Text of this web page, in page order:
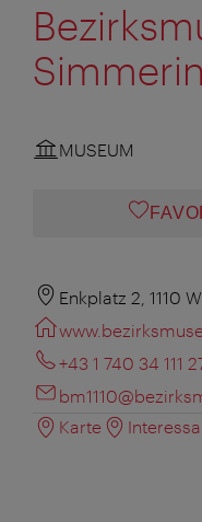
MUSEUM
Enkplatz 2, 1110
+43 1 740 34 111
Karte